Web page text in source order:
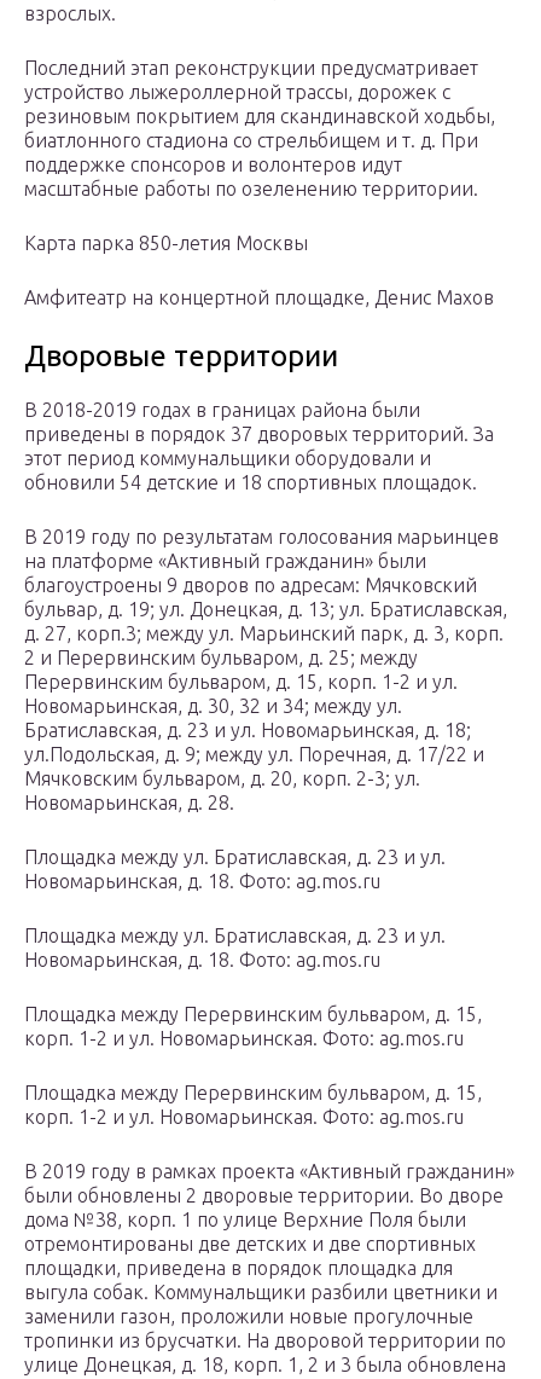
взрослых.
Последний этап реконструкции предусматривает
устройство лыжероллерной трассы, дорожек с
резиновым покрытием для скандинавской ходьбы,
биатлонного стадиона со стрельбищем и т. д. При
поддержке спонсоров и волонтеров идут
масштабные работы по озеленению территории.
Карта парка 850-летия Москвы
Амфитеатр на концертной площадке, Денис Махов
Дворовые территории
В 2018-2019 годах в границах района были
приведены в порядок 37 дворовых территорий. За
этот период коммунальщики оборудовали и
обновили 54 детские и 18 спортивных площадок.
В 2019 году по результатам голосования марьинцев
на платформе «Активный гражданин» были
благоустроены 9 дворов по адресам: Мячковский
бульвар, д. 19; ул. Донецкая, д. 13; ул. Братиславская,
д. 27, корп.3; между ул. Марьинский парк, д. 3, корп.
2 и Перервинским бульваром, д. 25; между
Перервинским бульваром, д. 15, корп. 1-2 и ул.
Новомарьинская, д. 30, 32 и 34; между ул.
Братиславская, д. 23 и ул. Новомарьинская, д. 18;
ул.Подольская, д. 9; между ул. Поречная, д. 17/22 и
Мячковским бульваром, д. 20, корп. 2-3; ул.
Новомарьинская, д. 28.
Площадка между ул. Братиславская, д. 23 и ул.
Новомарьинская, д. 18. Фото: ag.mos.ru
Площадка между ул. Братиславская, д. 23 и ул.
Новомарьинская, д. 18. Фото: ag.mos.ru
Площадка между Перервинским бульваром, д. 15,
корп. 1-2 и ул. Новомарьинская. Фото: ag.mos.ru
Площадка между Перервинским бульваром, д. 15,
корп. 1-2 и ул. Новомарьинская. Фото: ag.mos.ru
В 2019 году в рамках проекта «Активный гражданин»
были обновлены 2 дворовые территории. Во дворе
дома №38, корп. 1 по улице Верхние Поля были
отремонтированы две детских и две спортивных
площадки, приведена в порядок площадка для
выгула собак. Коммунальщики разбили цветники и
заменили газон, проложили новые прогулочные
тропинки из брусчатки. На дворовой территории по
улице Донецкая, д. 18, корп. 1, 2 и 3 была обновлена